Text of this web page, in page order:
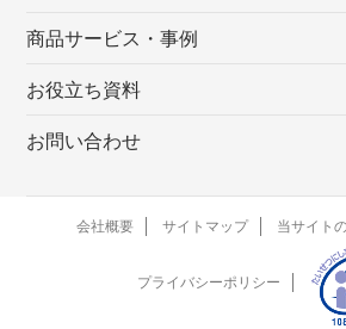
商品サービス・事例
お役立ち資料
お問い合わせ
会社概要 サイトマップ 当サイト
プライバシーポリシー